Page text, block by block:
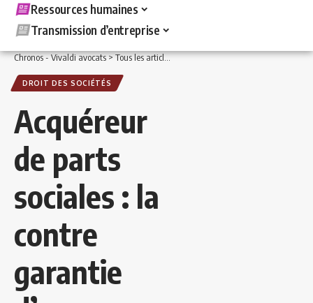
Ressources humaines
Transmission d’entreprise
Chronos - Vivaldi avocats>Tous les articles >Affaires / Finances>Droit des
DROIT DES SOCIÉTÉS
Acquéreur
de parts
sociales : la
contre
garantie